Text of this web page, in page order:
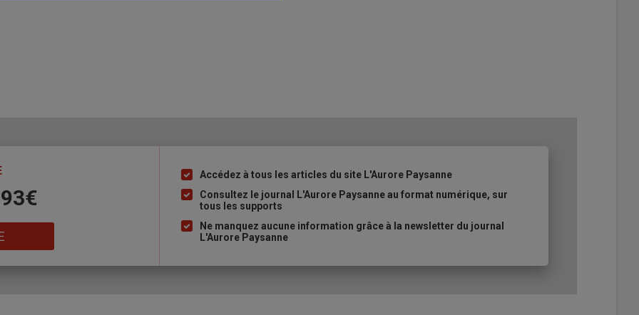
Liste
à
puce
Accédez à tous les articles du site L'Aurore Paysanne
Consultez le journal L'Aurore Paysanne au format numérique, sur
tous les supports
Ne manquez aucune information grâce à la newsletter du journal
L'Aurore Paysanne